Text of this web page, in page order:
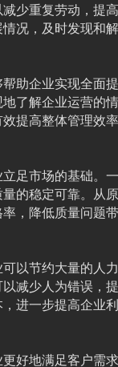
少重复劳动，提
况，及时发现和
助企业实现全面
了解企业运营的
提高整体管理效率
足市场的基础。
的稳定可靠。从
，降低质量问题带
以节约大量的人
减少人为错误，
进一步提高企业利
好地满足客户需